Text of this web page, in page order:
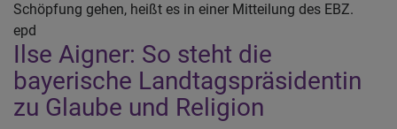
Schöpfung gehen, heißt es in einer Mitteilung des EBZ.
epd
Ilse Aigner: So steht die
bayerische Landtagspräsidentin
zu Glaube und Religion